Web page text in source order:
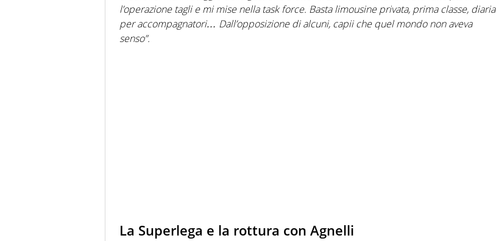
l’operazione tagli e mi mise nella task force. Basta limousine privata, prima classe, diaria
per accompagnatori… Dall’opposizione di alcuni, capii che quel mondo non aveva
senso”.
La Superlega e la rottura con Agnelli